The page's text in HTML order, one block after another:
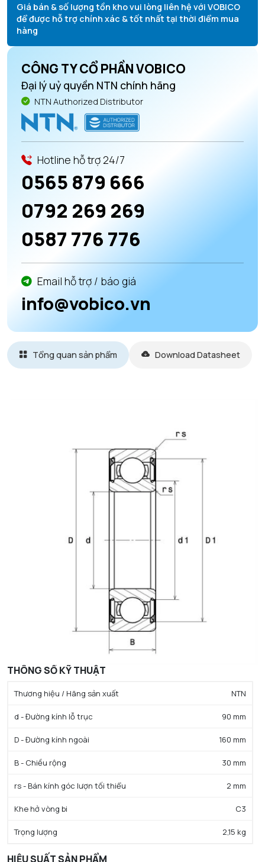
Giá bán & số lượng tồn kho vui lòng liên hệ với VOBICO
để được hỗ trợ chính xác & tốt nhất tại thời điểm mua
hàng
CÔNG TY CỔ PHẦN VOBICO
Đại lý uỷ quyền NTN chính hãng
NTN Authorized Distributor
Hotline hỗ trợ 24/7
0565 879 666
0792 269 269
0587 776 776
Email hỗ trợ / báo giá
info@vobico.vn
Tổng quan sản phẩm Download Datasheet
THÔNG SỐ KỸ THUẬT
Thương hiệu / Hãng sản xuất NTN
d - Đường kính lỗ trục 90 mm
D - Đường kính ngoài 160 mm
B - Chiều rộng 30 mm
rs - Bán kính góc lượn tối thiểu 2 mm
Khe hở vòng bi C3
Trọng lượng 2,15 kg
HIỆU SUẤT SẢN PHẨM